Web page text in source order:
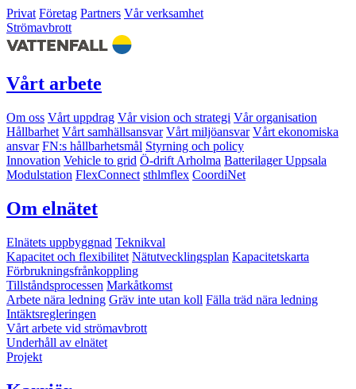
Privat Företag Partners Vår verksamhet
Strömavbrott
Vårt arbete
Om oss Vårt uppdrag Vår vision och strategi Vår organisation
Hållbarhet Vårt samhällsansvar Vårt miljöansvar Vårt ekonomiska
ansvar FN:s hållbarhetsmål Styrning och policy
Innovation Vehicle to grid Ö-drift Arholma Batterilager Uppsala
Modulstation FlexConnect sthlmflex CoordiNet
Om elnätet
Elnätets uppbyggnad Teknikval
Kapacitet och flexibilitet Nätutvecklingsplan Kapacitetskarta
Förbrukningsfrånkoppling
Tillståndsprocessen Markåtkomst
Arbete nära ledning Gräv inte utan koll Fälla träd nära ledning
Intäktsregleringen
Vårt arbete vid strömavbrott
Underhåll av elnätet
Projekt